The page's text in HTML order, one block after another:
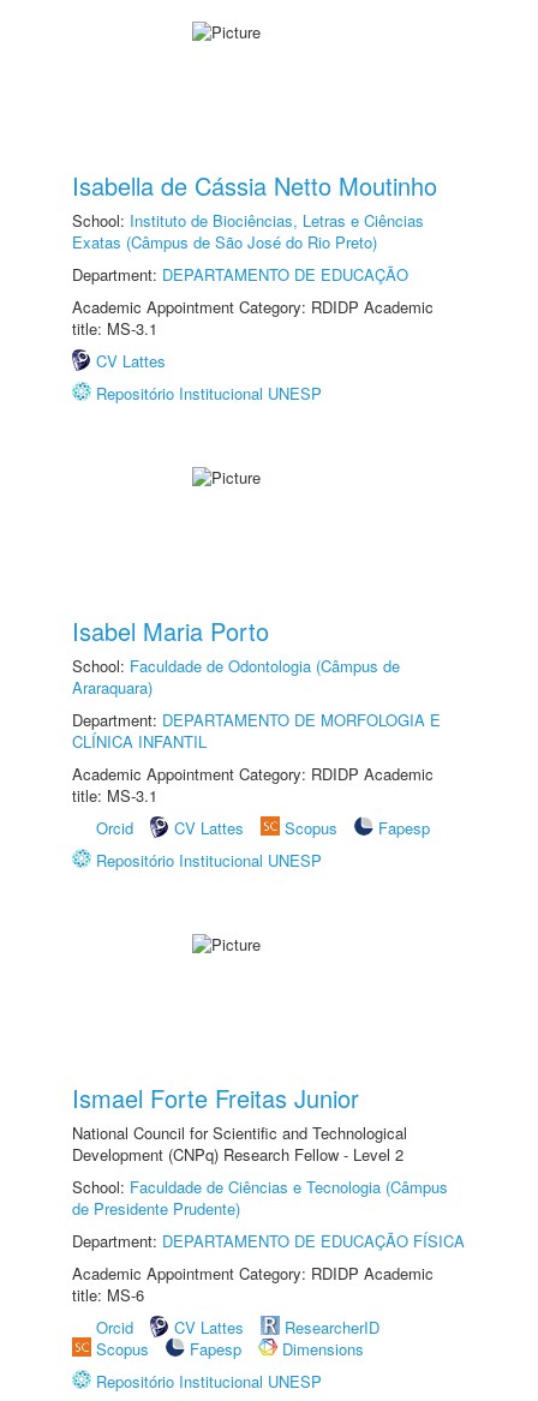
Isabella de Cássia Netto Moutinho
School: Instituto de Biociências, Letras e Ciências
Exatas (Câmpus de São José do Rio Preto)
Department: DEPARTAMENTO DE EDUCAÇÃO
Academic Appointment Category: RDIDP Academic
title: MS-3.1
CV Lattes
Repositório Institucional UNESP
Isabel Maria Porto
School: Faculdade de Odontologia (Câmpus de
Araraquara)
Department: DEPARTAMENTO DE MORFOLOGIA E
CLÍNICA INFANTIL
Academic Appointment Category: RDIDP Academic
title: MS-3.1
Orcid
CV Lattes Scopus
Fapesp
Repositório Institucional UNESP
Ismael Forte Freitas Junior
National Council for Scientific and Technological
Development (CNPq) Research Fellow - Level 2
School: Faculdade de Ciências e Tecnologia (Câmpus
de Presidente Prudente)
Department: DEPARTAMENTO DE EDUCAÇÃO FÍSICA
Academic Appointment Category: RDIDP Academic
title: MS-6
Orcid
CV Lattes
ResearcherID
Scopus
Fapesp
Dimensions
Repositório Institucional UNESP